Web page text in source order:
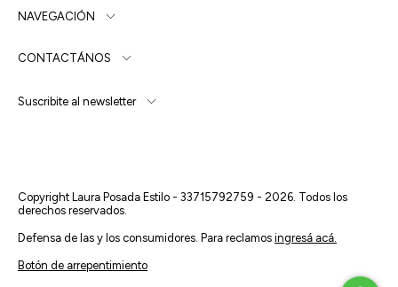
NAVEGACIÓN
CONTACTÁNOS
Suscribite al newsletter
Copyright Laura Posada Estilo - 33715792759 - 2026. Todos los
derechos reservados.
Defensa de las y los consumidores. Para reclamos ingresá acá.
Botón de arrepentimiento